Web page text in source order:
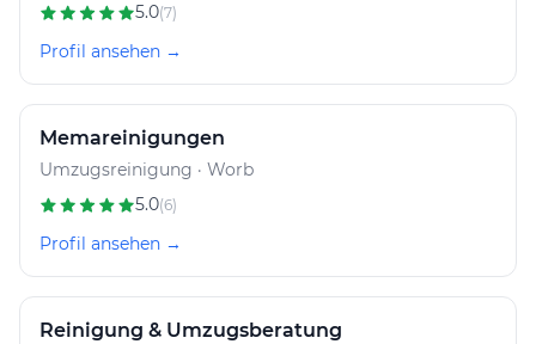
5.0(7)
Profil ansehen →
Memareinigungen
Umzugsreinigung · Worb
5.0(6)
Profil ansehen →
Reinigung & Umzugsberatung